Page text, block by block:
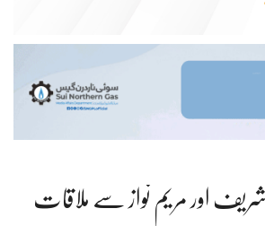
شریف اور مریم نواز سے ملاقات